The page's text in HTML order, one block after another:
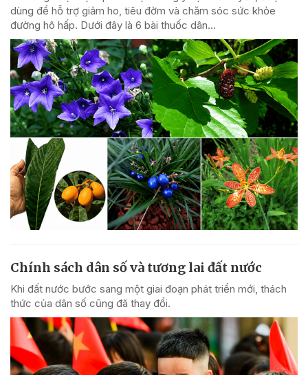
dùng để hỗ trợ giảm ho, tiêu đờm và chăm sóc sức khỏe
đường hô hấp. Dưới đây là 6 bài thuốc dân...
Chính sách dân số và tương lai đất nước
Khi đất nước bước sang một giai đoạn phát triển mới, thách
thức của dân số cũng đã thay đổi.